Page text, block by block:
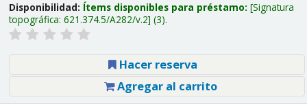
Disponibilidad: Ítems disponibles para préstamo: Signatura
topográfica: 621.374.5/A282/v.2 (3).
Hacer reserva
Agregar al carrito